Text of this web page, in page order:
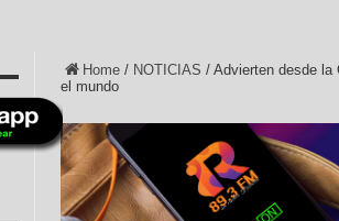
Home / NOTICIAS / Advierten desde la
el mundo